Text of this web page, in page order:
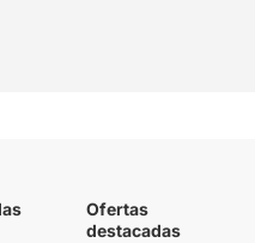
Ofertas
destacadas